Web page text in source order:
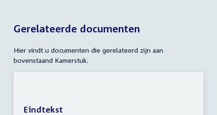
Gerelateerde documenten
Hier vindt u documenten die gerelateerd zijn aan
bovenstaand Kamerstuk.
Eindtekst